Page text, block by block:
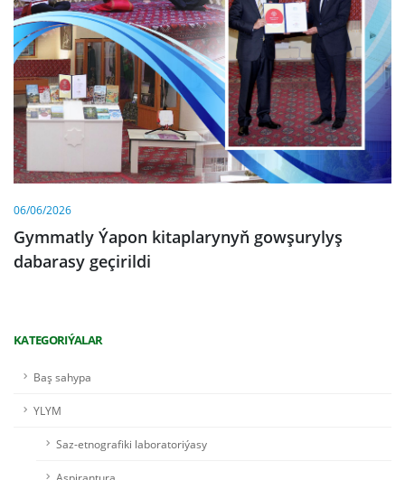
06/06/2026
Gymmatly Ýapon kitaplarynyň gowşurylyş
dabarasy geçirildi
KATEGORIÝALAR
Baş sahypa
YLYM
Saz-etnografiki laboratoriýasy